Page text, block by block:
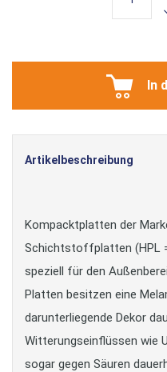
In
Artikelbeschreibung
Kompacktplatten der
Schichtstoffplatten (HPL
speziell für den
Platten besitzen eine
darunterliegende Dekor
Witterungseinflüssen wie
sogar gegen Säuren